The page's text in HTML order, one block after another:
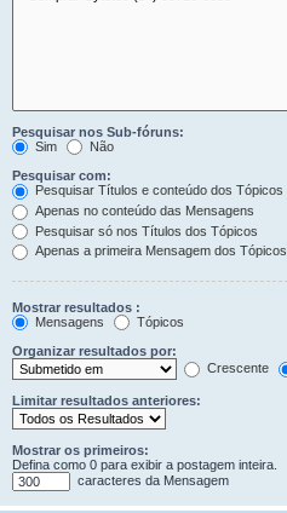
Pesquisar nos Sub-fóruns:
Sim
Não
Pesquisar com:
Pesquisar Títulos e conteúdo dos Tópicos
Apenas no conteúdo das Mensagens
Pesquisar só nos Títulos dos Tópicos
Apenas a primeira Mensagem dos Tópicos
Mostrar resultados :
Mensagens
Tópicos
Organizar resultados por:
Crescente
Limitar resultados anteriores:
Mostrar os primeiros:
Defina como 0 para exibir a postagem inteira.
caracteres da Mensagem